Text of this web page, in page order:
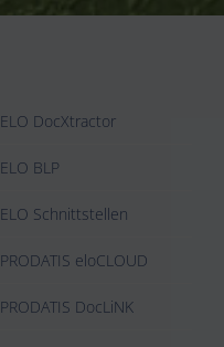
ELO DocXtractor
ELO BLP
ELO Schnittstellen
PRODATIS eloCLOUD
PRODATIS DocLiNK